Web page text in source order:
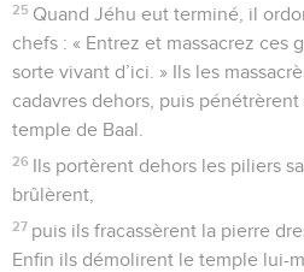
25 Quand Jéhu eut terminé, il
chefs : « Entrez et massacrez ces
sorte vivant d’ici. » Ils les
cadavres dehors, puis
temple de Baal.
26 Ils portèrent dehors les piliers
brûlèrent,
27 puis ils fracassèrent la pierre
Enfin ils démolirent le temple lui-